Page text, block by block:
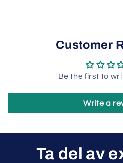
Customer
Be the first to
Write a
Ta del av